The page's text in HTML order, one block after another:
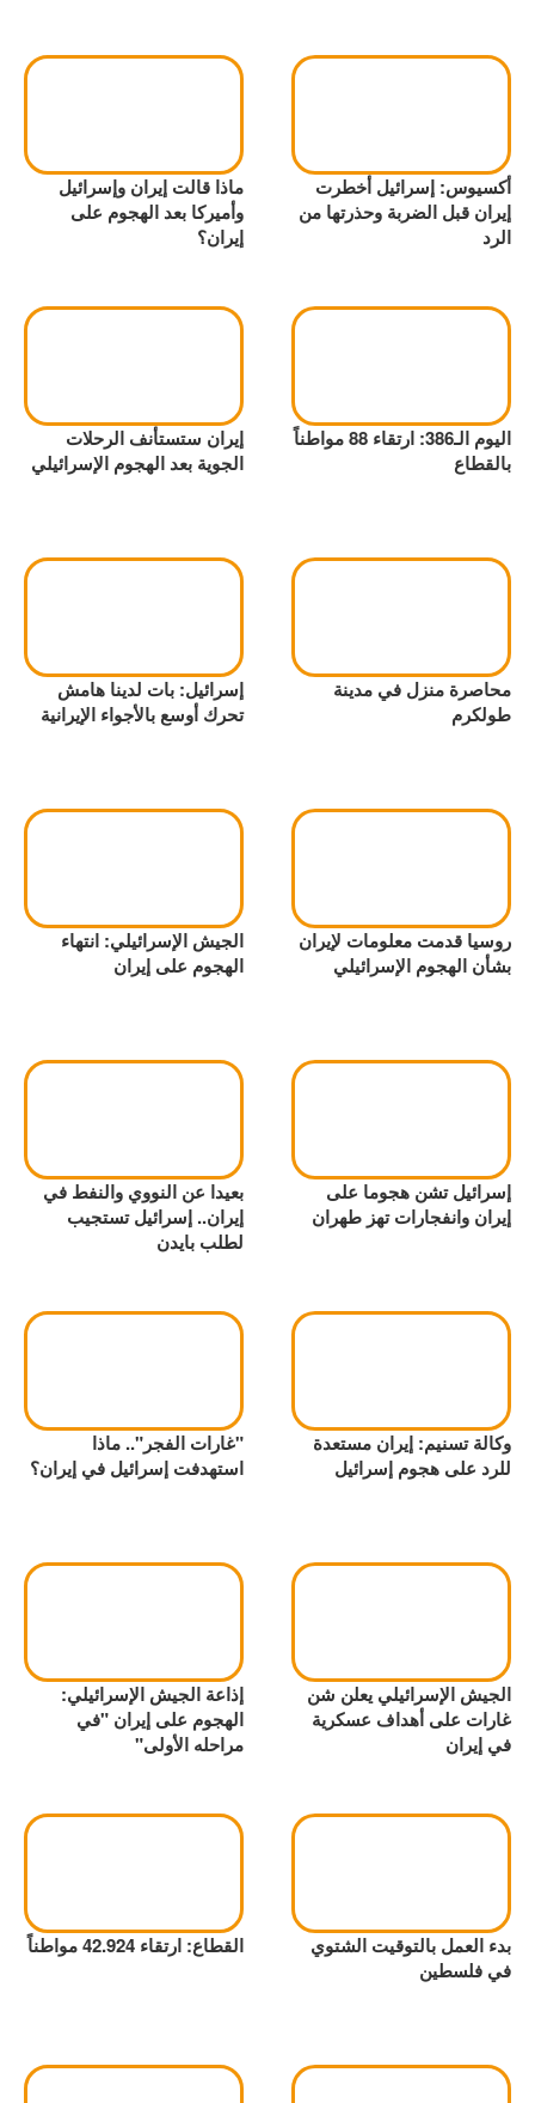
أكسيوس: إسرائيل أخطرت
إيران قبل الضربة وحذرتها من
الرد
ماذا قالت إيران وإسرائيل
وأميركا بعد الهجوم على
إيران؟
اليوم الـ386: ارتقاء 88 مواطناً
بالقطاع
إيران ستستأنف الرحلات
الجوية بعد الهجوم الإسرائيلي
محاصرة منزل في مدينة
طولكرم
إسرائيل: بات لدينا هامش
تحرك أوسع بالأجواء الإيرانية
روسيا قدمت معلومات لإيران
بشأن الهجوم الإسرائيلي
الجيش الإسرائيلي: انتهاء
الهجوم على إيران
إسرائيل تشن هجوما على
إيران وانفجارات تهز طهران
بعيدا عن النووي والنفط في
إيران.. إسرائيل تستجيب
لطلب بايدن
وكالة تسنيم: إيران مستعدة
للرد على هجوم إسرائيل
"غارات الفجر".. ماذا
استهدفت إسرائيل في إيران؟
الجيش الإسرائيلي يعلن شن
غارات على أهداف عسكرية
في إيران
إذاعة الجيش الإسرائيلي:
الهجوم على إيران "في
مراحله الأولى"
بدء العمل بالتوقيت الشتوي
في فلسطين
القطاع: ارتقاء 42.924 مواطناً